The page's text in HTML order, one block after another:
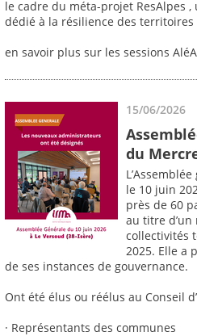
le cadre du méta-projet ResAlpes
dédié à la résilience des territoires
en savoir plus sur les sessions
15/06/2026
du
le 10 juin
près de 60
au titre d’un
collectivités
2025. Elle a
de ses instances de gouvernance.
Ont été élus ou réélus au Conseil
· Représentants des communes